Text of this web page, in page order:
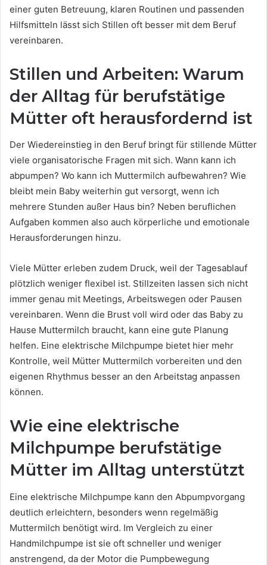
einer guten Betreuung, klaren Routinen und passenden
Hilfsmitteln lässt sich Stillen oft besser mit dem Beruf
vereinbaren.
Stillen und Arbeiten: Warum
der Alltag für berufstätige
Mütter oft herausfordernd ist
Der Wiedereinstieg in den Beruf bringt für stillende Mütter
viele organisatorische Fragen mit sich. Wann kann ich
abpumpen? Wo kann ich Muttermilch aufbewahren? Wie
bleibt mein Baby weiterhin gut versorgt, wenn ich
mehrere Stunden außer Haus bin? Neben beruflichen
Aufgaben kommen also auch körperliche und emotionale
Herausforderungen hinzu.
Viele Mütter erleben zudem Druck, weil der Tagesablauf
plötzlich weniger flexibel ist. Stillzeiten lassen sich nicht
immer genau mit Meetings, Arbeitswegen oder Pausen
vereinbaren. Wenn die Brust voll wird oder das Baby zu
Hause Muttermilch braucht, kann eine gute Planung
helfen. Eine elektrische Milchpumpe bietet hier mehr
Kontrolle, weil Mütter Muttermilch vorbereiten und den
eigenen Rhythmus besser an den Arbeitstag anpassen
können.
Wie eine elektrische
Milchpumpe berufstätige
Mütter im Alltag unterstützt
Eine elektrische Milchpumpe kann den Abpumpvorgang
deutlich erleichtern, besonders wenn regelmäßig
Muttermilch benötigt wird. Im Vergleich zu einer
Handmilchpumpe ist sie oft schneller und weniger
anstrengend, da der Motor die Pumpbewegung